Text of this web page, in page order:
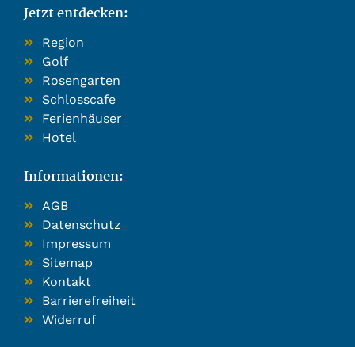
Jetzt entdecken:
Region
Golf
Rosengarten
Schlosscafe
Ferienhäuser
Hotel
Informationen:
AGB
Datenschutz
Impressum
Sitemap
Kontakt
Barrierefreiheit
Widerruf